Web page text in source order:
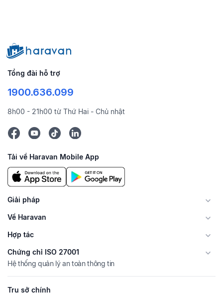
Tổng đài hỗ trợ
1900.636.099
8h00 - 21h00 từ Thứ Hai - Chủ nhật
Tải về Haravan Mobile App
Giải pháp
Về Haravan
Hợp tác
Chứng chỉ ISO 27001
Hệ thống quản lý an toàn thông tin
Trụ sở chính